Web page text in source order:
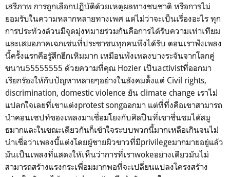
เสรีภาพ การถูกเลือกปฏิบัติด้วยเหตุผลทางชนชาติ หรือการไม่
ยอมรับในความหลากหลายทางเพศ แต่ไม่ว่าจะเป็นเรื่องอะไร ทุก
การประท้วงล้วนมีจุดมุ่งหมายร่วมกันคือการได้รับความเท่าเทียม
และเสมอภาคเฉกเช่นที่ประชาชนทุกคนพึงได้รับ ตอนเราฟังเพลง
นี้ครั้งแรกคือรู้สึกฮึกเหิมมาก เหมือนฟังเพลงบางระจันจากโลกคู่
ขนาน55555555 ด้วยความที่คุณ Hozier เป็นactivistที่ออกมา
เรียกร้องให้กับปัญหาหลายๆอย่างในสังคมตั้งแต่ Civil rights,
discrimination, domestic violence ยัน climate change เราไม่
แปลกใจเลยที่เขาแต่งprotest songออกมา แต่ที่ทึ่งคือเขาสามารถ
นำคอนเซปท์ของเพลงมาเชื่อมโยงกับศิลปินที่เขาชื่นชมได้สมู
ธมากและในขณะเดียวกันก็เข้าใจระบบพวกนี้มากเหลือเกินจนไม่
น่าเชื่อว่าเพลงนี้แต่งโดยผู้ชายผิวขาวที่มีprivilegeมากมายอยู่แล้ว
มันเป็นเพลงที่แสดงให้เห็นว่าการที่เราwokeอย่างเดีิยวมันไม่
สามารถสร้างแรงกระเพื่อมมากพอที่จะเปลี่ยนแปลงโครงสร้าง